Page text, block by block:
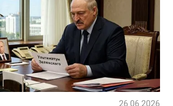
26.06.2026